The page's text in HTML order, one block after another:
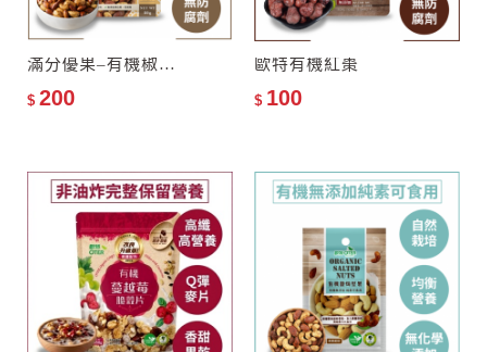
滿分優果–有機椒鹽堅果
$ 200
歐特有機紅棗
$ 100